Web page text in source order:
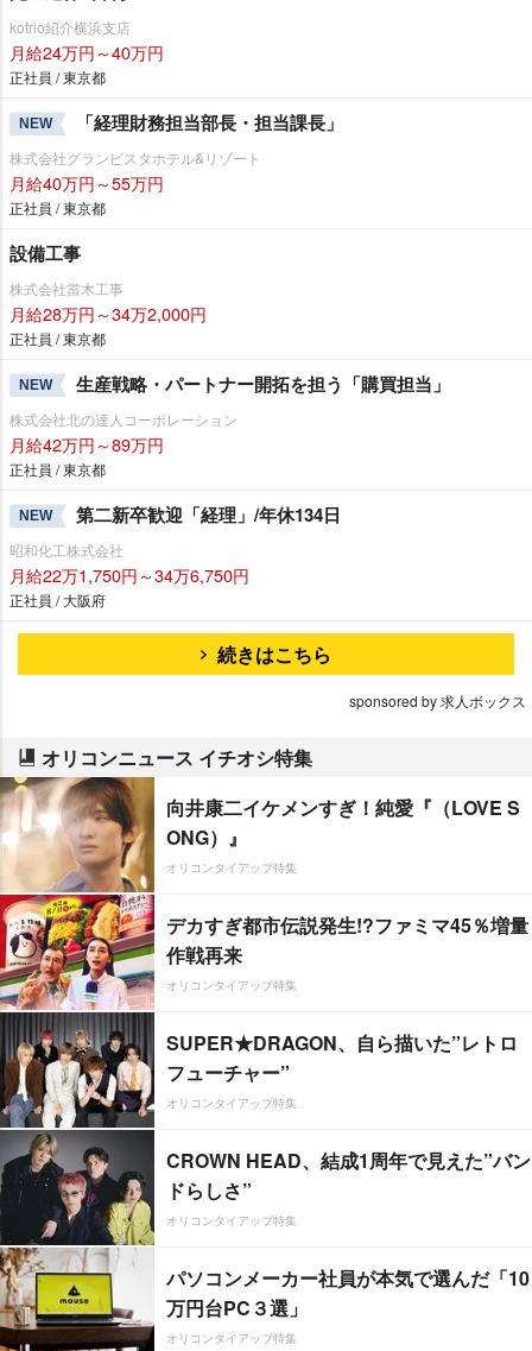
kotrio紹介横浜支店
月給24万円～40万円
正社員 / 東京都
NEW 「経理財務担当部長・担当課長」
株式会社グランビスタホテル&リゾート
月給40万円～55万円
正社員 / 東京都
設備工事
株式会社當木工事
月給28万円～34万2,000円
正社員 / 東京都
NEW 生産戦略・パートナー開拓を担う「購買担当」
株式会社北の達人コーポレーション
月給42万円～89万円
正社員 / 東京都
NEW 第二新卒歓迎「経理」/年休134日
昭和化工株式会社
月給22万1,750円～34万6,750円
正社員 / 大阪府
続きはこちら
sponsored by 求人ボックス
オリコンニュース イチオシ特集
向井康二イケメンすぎ！純愛『（LOVE S
ONG）』
オリコンタイアップ特集
デカすぎ都市伝説発生!?ファミマ45％増量
作戦再来
オリコンタイアップ特集
SUPER★DRAGON、自ら描いた”レトロ
フューチャー”
オリコンタイアップ特集
CROWN HEAD、結成1周年で見えた”バン
ドらしさ”
オリコンタイアップ特集
パソコンメーカー社員が本気で選んだ「10
万円台PC３選」
オリコンタイアップ特集